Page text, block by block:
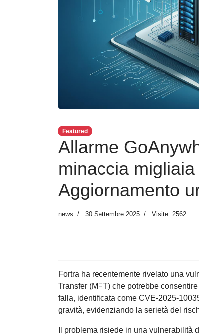
Featured
Allarme
minaccia
Aggiornamento
news 30 Settembre 2025 Visite: 2562
Fortra ha recentemente rivelato una
Transfer (MFT) che potrebbe
falla, identificata come CVE-2025-
gravità, evidenziando la serietà del
Il problema risiede in una